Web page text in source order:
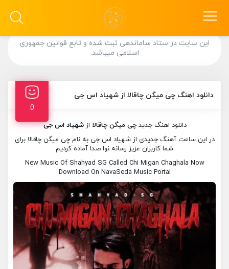
این سایت در ستاد ساماندهی ثبت شده و تابع قوانین جمهوری
اسلامی میباشد.
دانلود اهنگ چی میگن چاقالا از شهیاد اس جی
0
دانلود اهنگ جدید چی میگن چاقالا از شهیاد اس جی
در این ساعت آهنگ جدیدی از شهیاد اس جی به نام چی میگن چاقالا برای
شما کاربران عزیز رسانه نوا صدا آماده کردیم
New Music Of Shahyad SG Called Chi Migan Chaghala Now
Download On NavaSeda Music Portal